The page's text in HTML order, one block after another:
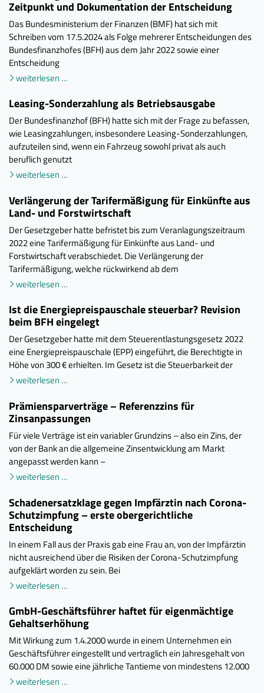
Zeitpunkt und Dokumentation der Entscheidung
Das Bundesministerium der Finanzen (BMF) hat sich mit
Schreiben vom 17.5.2024 als Folge mehrerer Entscheidungen des
Bundesfinanzhofes (BFH) aus dem Jahr 2022 sowie einer
Entscheidung
weiterlesen …
Leasing-Sonderzahlung als Betriebsausgabe
Der Bundesfinanzhof (BFH) hatte sich mit der Frage zu befassen,
wie Leasingzahlungen, insbesondere Leasing-Sonderzahlungen,
aufzuteilen sind, wenn ein Fahrzeug sowohl privat als auch
beruflich genutzt
weiterlesen …
Verlängerung der Tarifermäßigung für Einkünfte aus
Land- und Forstwirtschaft
Der Gesetzgeber hatte befristet bis zum Veranlagungszeitraum
2022 eine Tarifermäßigung für Einkünfte aus Land- und
Forstwirtschaft verabschiedet. Die Verlängerung der
Tarifermäßigung, welche rückwirkend ab dem
weiterlesen …
Ist die Energiepreispauschale steuerbar? Revision
beim BFH eingelegt
Der Gesetzgeber hatte mit dem Steuerentlastungsgesetz 2022
eine Energiepreispauschale (EPP) eingeführt, die Berechtigte in
Höhe von 300 € erhielten. Im Gesetz ist die Steuerbarkeit der
weiterlesen …
Prämiensparverträge – Referenzzins für
Zinsanpassungen
Für viele Verträge ist ein variabler Grundzins – also ein Zins, der
von der Bank an die allgemeine Zinsentwicklung am Markt
angepasst werden kann –
weiterlesen …
Schadenersatzklage gegen Impfärztin nach Corona-
Schutzimpfung – erste obergerichtliche
Entscheidung
In einem Fall aus der Praxis gab eine Frau an, von der Impfärztin
nicht ausreichend über die Risiken der Corona-Schutzimpfung
aufgeklärt worden zu sein. Bei
weiterlesen …
GmbH-Geschäftsführer haftet für eigenmächtige
Gehaltserhöhung
Mit Wirkung zum 1.4.2000 wurde in einem Unternehmen ein
Geschäftsführer eingestellt und vertraglich ein Jahresgehalt von
60.000 DM sowie eine jährliche Tantieme von mindestens 12.000
weiterlesen …